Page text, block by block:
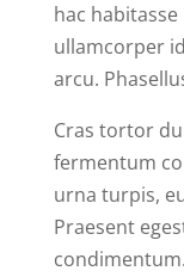
hac
ullamcorper
arcu.
Cras tortor
fermentum
urna turpis,
Praesent